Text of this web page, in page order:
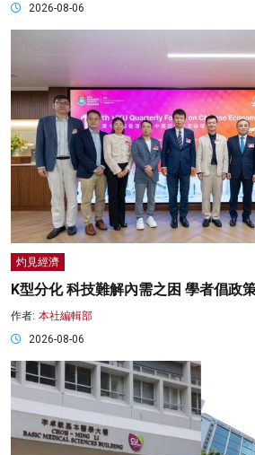
2026-08-06
灼見經濟
K型分化 科技難解內需之困 學者倡政
作者: 本社編輯部
2026-08-06